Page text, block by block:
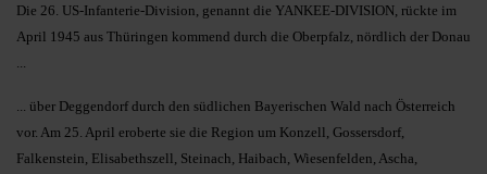
Die 26. US-Infanterie-Division, genannt die YANKEE-DIVISION, rückte im
April 1945 aus Thüringen kommend durch die Oberpfalz, nördlich der Donau
... über Deggendorf durch den südlichen Bayerischen Wald nach Österreich
vor. Am 25. April eroberte sie die Region um Konzell, Gossersdorf,
Falkenstein, Elisabethszell, Steinach, Haibach, Wiesenfelden, Ascha,